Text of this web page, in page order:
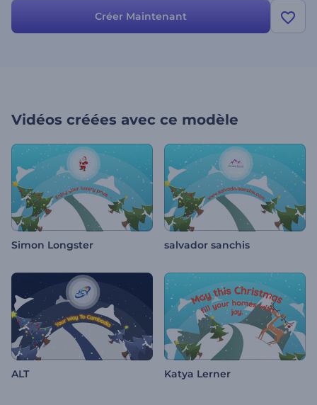
Créer Maintenant
Vidéos créées avec ce modèle
Simon Longster salvador sanchis
ALT Katya Lerner